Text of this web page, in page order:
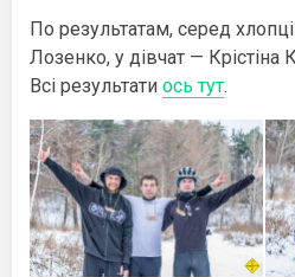
По результатам, серед
Лозенко, у дівчат — Крістіна
Всі результати ось тут.